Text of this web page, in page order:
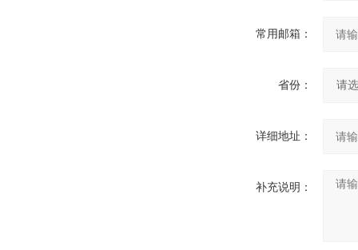
常用邮箱：
省份：
详细地址：
补充说明：